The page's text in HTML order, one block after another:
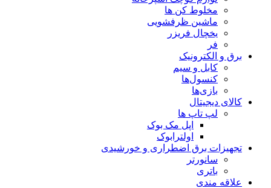
مخلوط کن ها
ماشین ظرفشویی
یخچال فریزر
فر
برق و الکترونیک
کابل و سیم
کنسول‌ها
بازی‌ها
کالای دیجیتال
لپ تاپ ها
اپل مک بوک
اولترابوک
تجهیزات برق اضطراری و خورشیدی
سانورتر
باتری
علاقه مندی